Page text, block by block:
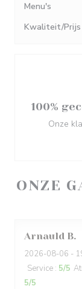
ONZE
Arnauld B
2026-08-06 -
Service : 5/5
5/5
Menu's
Kwaliteit/Prijs
100%
Onze